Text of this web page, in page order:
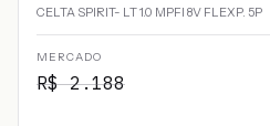
CELTA SPIRIT- LT 1.0 MPFI 8V FLEXP. 5P
MERCADO
R$2.188